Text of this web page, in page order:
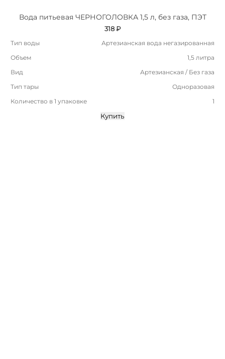
Вода питьевая ЧЕРНОГОЛОВКА 1,5 л, без газа, ПЭТ
318 ₽
Тип воды
Артезианская вода негазированная
Объем
1,5 литра
Вид
Артезианская / Без газа
Тип тары
Одноразовая
Количество в 1 упаковке
1
Купить